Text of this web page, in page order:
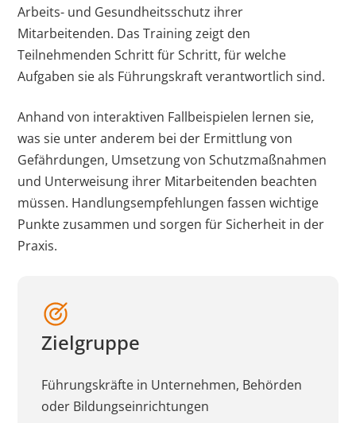
Arbeits- und Gesundheitsschutz ihrer
Mitarbeitenden. Das Training zeigt den
Teilnehmenden Schritt für Schritt, für welche
Aufgaben sie als Führungskraft verantwortlich sind.
Anhand von interaktiven Fallbeispielen lernen sie,
was sie unter anderem bei der Ermittlung von
Gefährdungen, Umsetzung von Schutzmaßnahmen
und Unterweisung ihrer Mitarbeitenden beachten
müssen. Handlungsempfehlungen fassen wichtige
Punkte zusammen und sorgen für Sicherheit in der
Praxis.
Zielgruppe
Führungskräfte in Unternehmen, Behörden
oder Bildungseinrichtungen